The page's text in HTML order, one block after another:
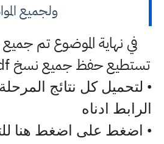
ولجميع
في نهاية الموضوع تم جميع
تستطيع حفظ جميع نسخ pdf النتائج الدراسية
• لتحميل كل نتائج
الرابط ادناه
• اضغط على اضغط هنا